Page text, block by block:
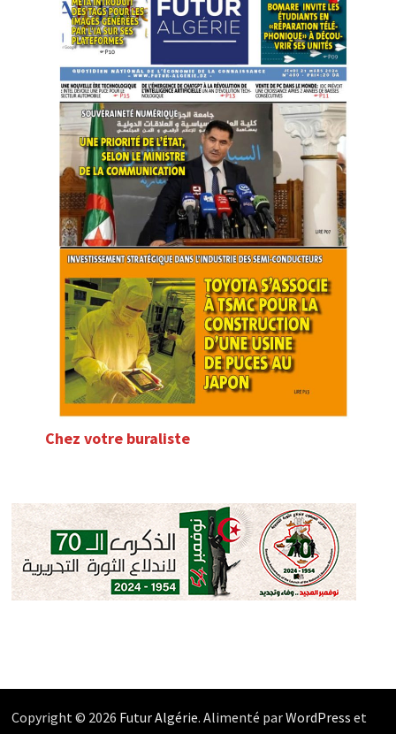
Chez votre buraliste
Copyright © 2026 Futur Algérie. Alimenté parWordPress et